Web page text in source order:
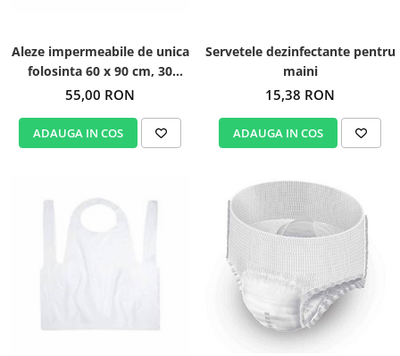
Aleze impermeabile de unica
folosinta 60 x 90 cm, 30
buc/set
55,00 RON
ADAUGA IN COS
Servetele dezinfectante pentru
maini
15,38 RON
ADAUGA IN COS